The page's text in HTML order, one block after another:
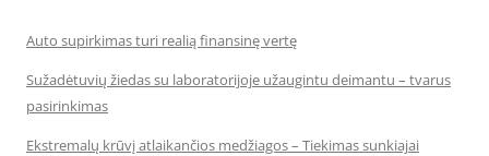
Auto supirkimas turi realią finansinę vertę
Sužadėtuvių žiedas su laboratorijoje užaugintu deimantu – tvarus
pasirinkimas
Ekstremalų krūvį atlaikančios medžiagos – Tiekimas sunkiajai